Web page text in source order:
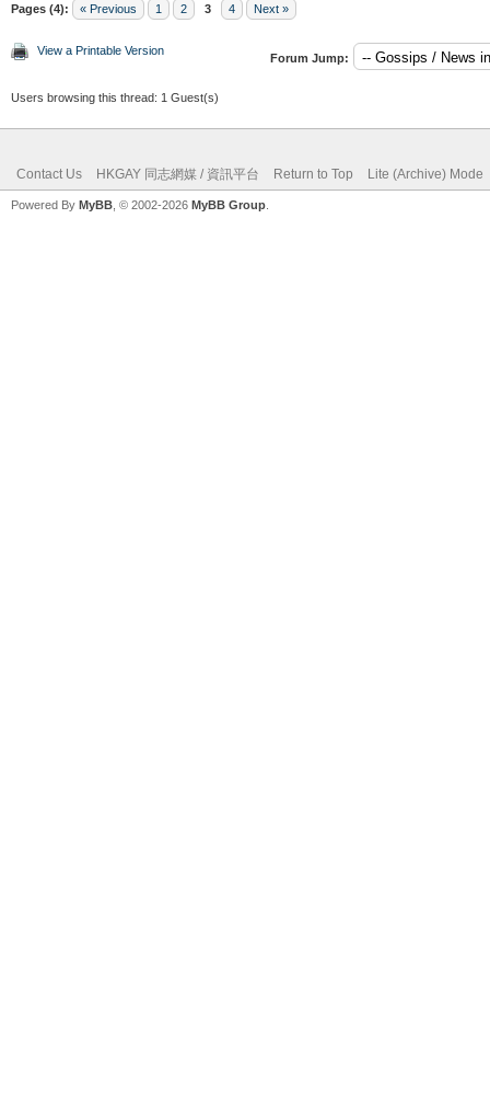
Pages (4): « Previous 1 2 3 4 Next »
View a Printable Version
Forum Jump:
Users browsing this thread: 1 Guest(s)
Contact Us HKGAY 同志網媒 / 資訊平台 Return to Top Lite (Archive) Mode
Powered By MyBB , © 2002-2026 MyBB Group